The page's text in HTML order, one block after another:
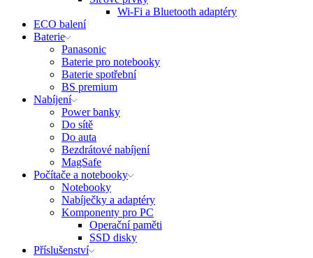
Wi-Fi a Bluetooth adaptéry
ECO balení
Baterie
Panasonic
Baterie pro notebooky
Baterie spotřební
BS premium
Nabíjení
Power banky
Do sítě
Do auta
Bezdrátové nabíjení
MagSafe
Počítače a notebooky
Notebooky
Nabíječky a adaptéry
Komponenty pro PC
Operační paměti
SSD disky
Příslušenství